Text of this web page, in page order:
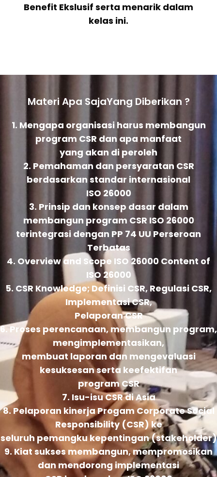
Benefit Ekslusif serta menarik dalam
kelas ini.
Materi Apa SajaYang Diberikan ?
1. Mengapa organisasi harus membangun
program CSR dan apa manfaat
yang akan di peroleh
2. Pemahaman dan persyaratan CSR
berdasarkan standar internasional
ISO 26000
3. Prinsip dan konsep dasar dalam
membangun program CSR ISO 26000
terintegrasi dengan PP 74 UU Perseroan
Terbatas
4. Overview and Scope ISO 26000 Content of
ISO 26000
5. CSR Knowledge; Definisi CSR, Regulasi CSR,
Implementasi CSR,
Pelaporan CSR
6. Proses perencanaan, membangun program,
mengimplementasikan,
membuat laporan dan mengevaluasi
kesuksesan serta keefektifan
program CSR
7. Isu-isu CSR di Asia
8. Pelaporan kinerja Progam Corporate Social
Responsibility (CSR) ke
seluruh pemangku kepentingan (stakeholder)
9. Kiat sukses membangun, mempromosikan
dan mendorong implementasi